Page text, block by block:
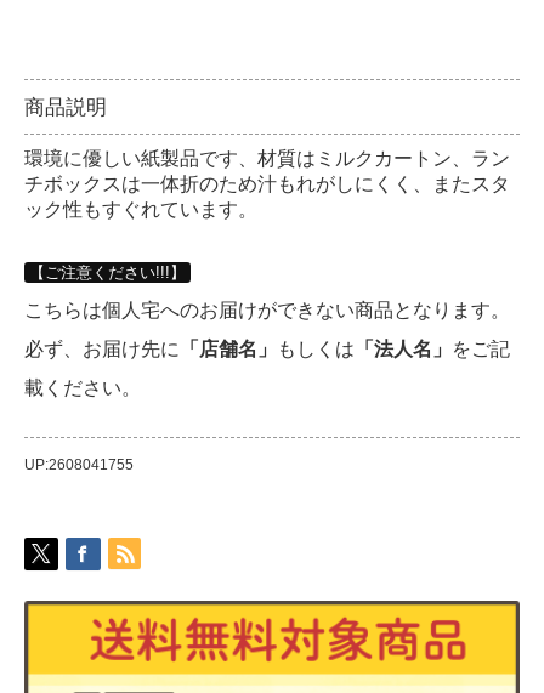
商品説明
環境に優しい紙製品です、材質はミルクカートン、ラン
チボックスは一体折のため汁もれがしにくく、またスタ
ック性もすぐれています。
【ご注意ください!!!】
こちらは個人宅へのお届けができない商品となります。
必ず、お届け先に
「店舗名」 もしくは 「法人名」
をご記
載ください。
UP:2608041755